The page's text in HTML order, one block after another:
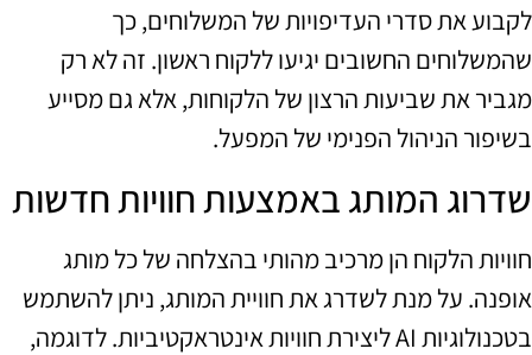
לקבוע את סדרי העדיפויות של המשלוחים, כך
שהמשלוחים החשובים יגיעו ללקוח ראשון. זה לא רק
מגביר את שביעות הרצון של הלקוחות, אלא גם מסייע
בשיפור הניהול הפנימי של המפעל.
שדרוג המותג באמצעות חוויות חדשות
חוויות הלקוח הן מרכיב מהותי בהצלחה של כל מותג
אופנה. על מנת לשדרג את חוויית המותג, ניתן להשתמש
בטכנולוגיות AI ליצירת חוויות אינטראקטיביות. לדוגמה,